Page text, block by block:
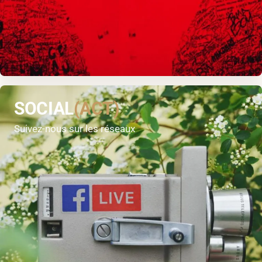
SOCIAL(ACT)
Suivez-nous sur les réseaux